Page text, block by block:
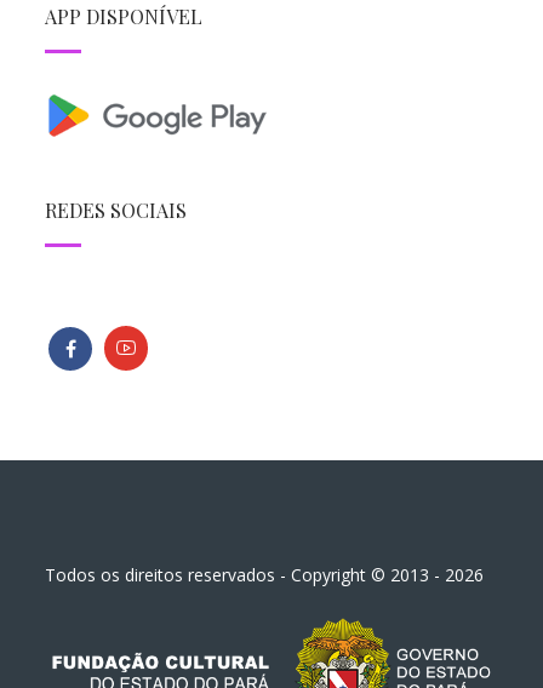
APP DISPONÍVEL
REDES SOCIAIS
Todos os direitos reservados - Copyright © 2013 - 2026